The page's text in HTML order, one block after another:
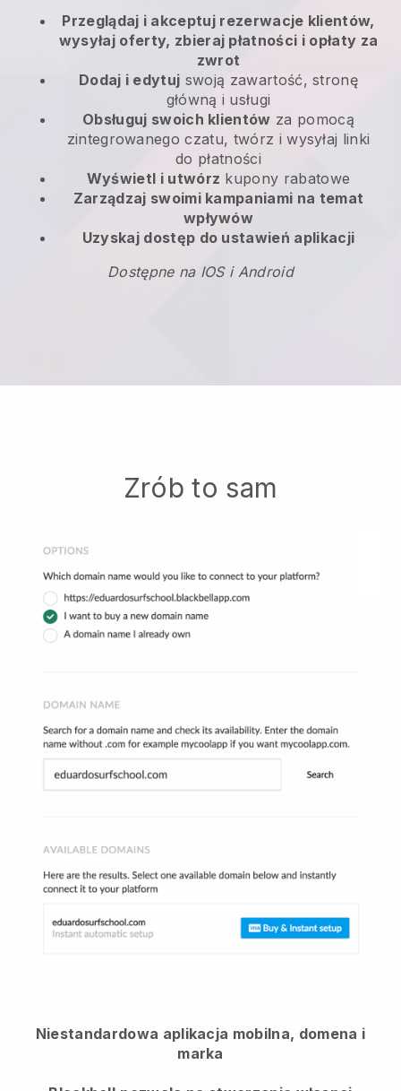
Przeglądaj i akceptuj rezerwacje klientów,
wysyłaj oferty, zbieraj płatności i opłaty za
zwrot
Dodaj i edytuj swoją zawartość, stronę
główną i usługi
Obsługuj swoich klientów za pomocą
zintegrowanego czatu, twórz i wysyłaj linki
do płatności
Wyświetl i utwórz kupony rabatowe
Zarządzaj swoimi kampaniami na temat
wpływów
Uzyskaj dostęp do ustawień aplikacji
Dostępne na IOS i Android
Zrób to sam
Niestandardowa aplikacja mobilna, domena i
marka